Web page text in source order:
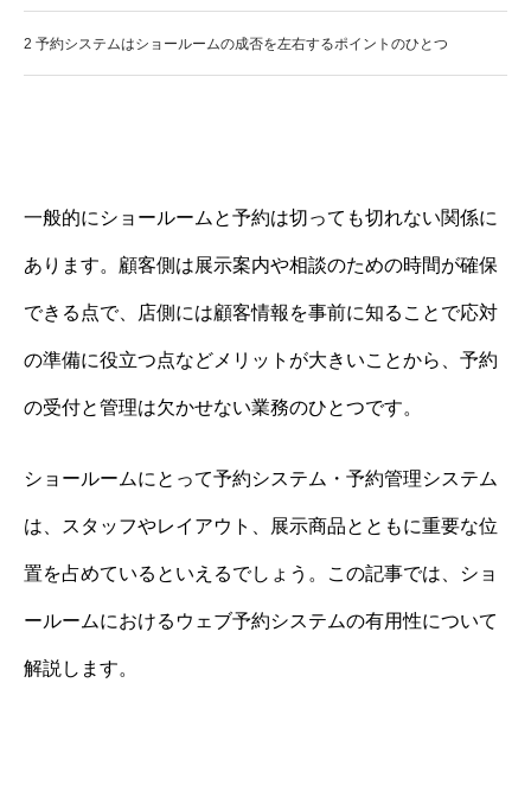
2 予約システムはショールームの成否を左右するポイントのひとつ
一般的にショールームと予約は切っても切れない関係に
あります。顧客側は展示案内や相談のための時間が確保
できる点で、店側には顧客情報を事前に知ることで応対
の準備に役立つ点などメリットが大きいことから、予約
の受付と管理は欠かせない業務のひとつです。
ショールームにとって予約システム・予約管理システム
は、スタッフやレイアウト、展示商品とともに重要な位
置を占めているといえるでしょう。この記事では、ショ
ールームにおけるウェブ予約システムの有用性について
解説します。